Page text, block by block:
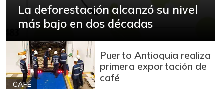
La deforestación alcanzó su nivel
más bajo en dos décadas
CAFÉ
Puerto Antioquia realiza
primera exportación de
café